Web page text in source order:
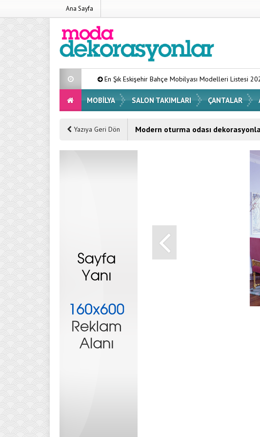
Ana Sayfa
En Şık Eskişehir Bahçe Mobilyası Modelleri Listesi 2026
MOBILYA SALON TAKIMLARI ÇANTALAR
Yazıya Geri Dön Modern oturma odası